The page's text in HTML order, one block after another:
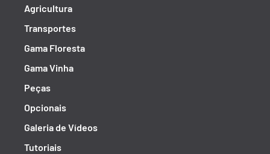
Agricultura
Transportes
Gama Floresta
Gama Vinha
Peças
Opcionais
Galeria de Vídeos
Tutoriais